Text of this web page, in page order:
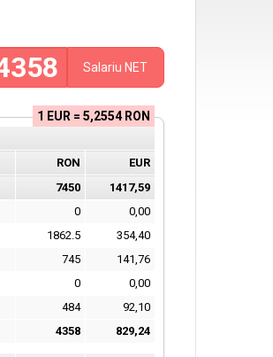
Salariu NET
1 EUR = 5,2554 RON
RON
EUR
7450
1417,59
0
0,00
1862.5
354,40
745
141,76
0
0,00
484
92,10
4358 829,24